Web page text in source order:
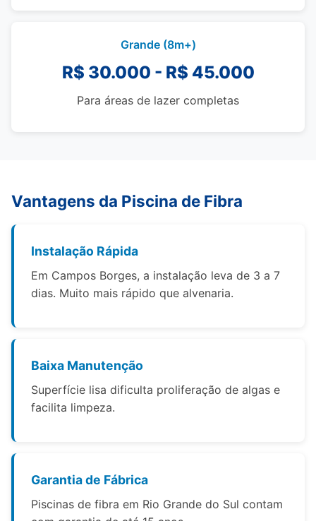
Grande (8m+)
R$ 30.000 - R$ 45.000
Para áreas de lazer completas
Vantagens da Piscina de Fibra
Instalação Rápida
Em Campos Borges, a instalação leva de 3 a 7
dias. Muito mais rápido que alvenaria.
Baixa Manutenção
Superfície lisa dificulta proliferação de algas e
facilita limpeza.
Garantia de Fábrica
Piscinas de fibra em Rio Grande do Sul contam